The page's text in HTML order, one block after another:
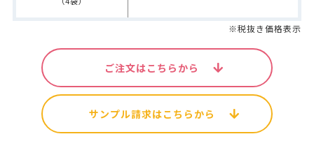
※税抜き価格表示
ご注文はこちらから
サンプル請求はこちらから